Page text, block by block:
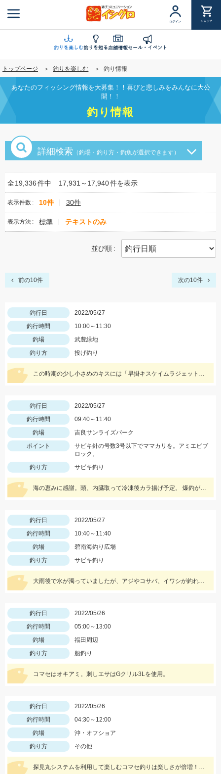
ン
に
移
動
ログイン ショップ
釣りを楽しむ釣りを知る店舗情報セール・イベント
トップページ 釣りを楽しむ 釣り情報
あなたのフィッシング情報を大募集！！喜びと悲しみをみんなに大公
開！！
釣り情報
詳細検索 （釣場・釣り方・釣魚が選択できます）
全19,336件中 17,931～17,940件を表示
表示件数 10件 30件
表示方法 標準 テキストのみ
並び順
前の10件 次の10件
釣行日
2022/05/27
釣行時間
10:00～11:30
釣場
武豊緑地
釣り方
投げ釣り
この時期の少し小さめのキスには「早掛キスケイムラジェット」がオススメ！ 武豊緑地でも小型ですがキスが釣れ始めました！皆さんも是非、チャレンジしてみてください！！
釣行日
2022/05/27
釣行時間
09:40～11:40
釣場
吉良サンライズパーク
ポイント
サビキ針の号数3号以下でママカリを。アミエビブ
ロック。
釣り方
サビキ釣り
海の恵みに感謝。頭、内臓取って冷凍後カラ揚げ予定。 爆釣がいつまで続くか見守りたい。
釣行日
2022/05/27
釣行時間
10:40～11:40
釣場
碧南海釣り広場
釣り方
サビキ釣り
大雨後で水が濁っていましたが、アジやコサバ、イワシが釣れていました♪
釣行日
2022/05/26
釣行時間
05:00～13:00
釣場
福田周辺
釣り方
船釣り
コマセはオキアミ。刺しエサはGクリル3Lを使用。
釣行日
2022/05/26
釣行時間
04:30～12:00
釣場
沖・オフショア
釣り方
その他
探見丸システムを利用して楽しむコマセ釣りは楽しさが倍増！！釣果アップの秘訣も！！